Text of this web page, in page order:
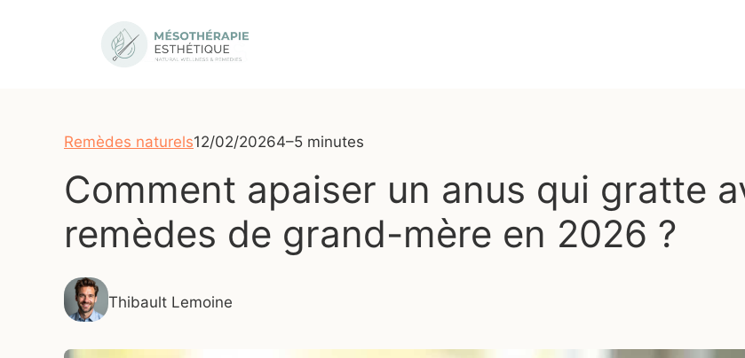
Remèdes naturels12/02/20264–5 minutes
Comment apaiser un anus qui gratte
remèdes de grand-mère en 2026 ?
Thibault Lemoine